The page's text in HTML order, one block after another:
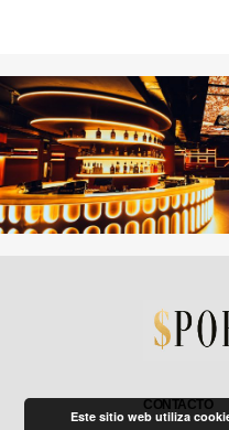
CONTACTO
Este sitio web utiliza